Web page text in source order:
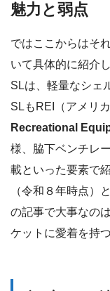
魅力と弱点
ではここからはそ
いて具体的に紹介
SLは、軽量なシェ
SLもREI（アメリ
Recreational
様、脇下ベンチレ
載といった要素で
（令和８年時点）
の記事で大事なの
ケットに愛着を持